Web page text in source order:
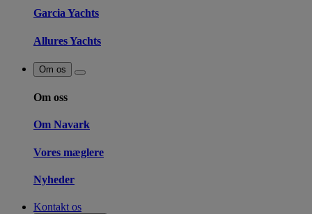
Garcia Yachts
Allures Yachts
Om os
Om oss
Om Navark
Vores mæglere
Nyheder
Kontakt os